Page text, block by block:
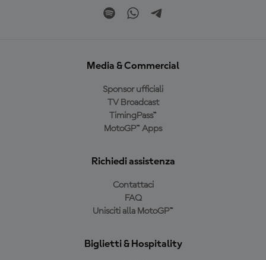
Media & Commercial
Sponsor ufficiali
TV Broadcast
TimingPass™
MotoGP™ Apps
Richiedi assistenza
Contattaci
FAQ
Unisciti alla MotoGP™
Biglietti & Hospitality